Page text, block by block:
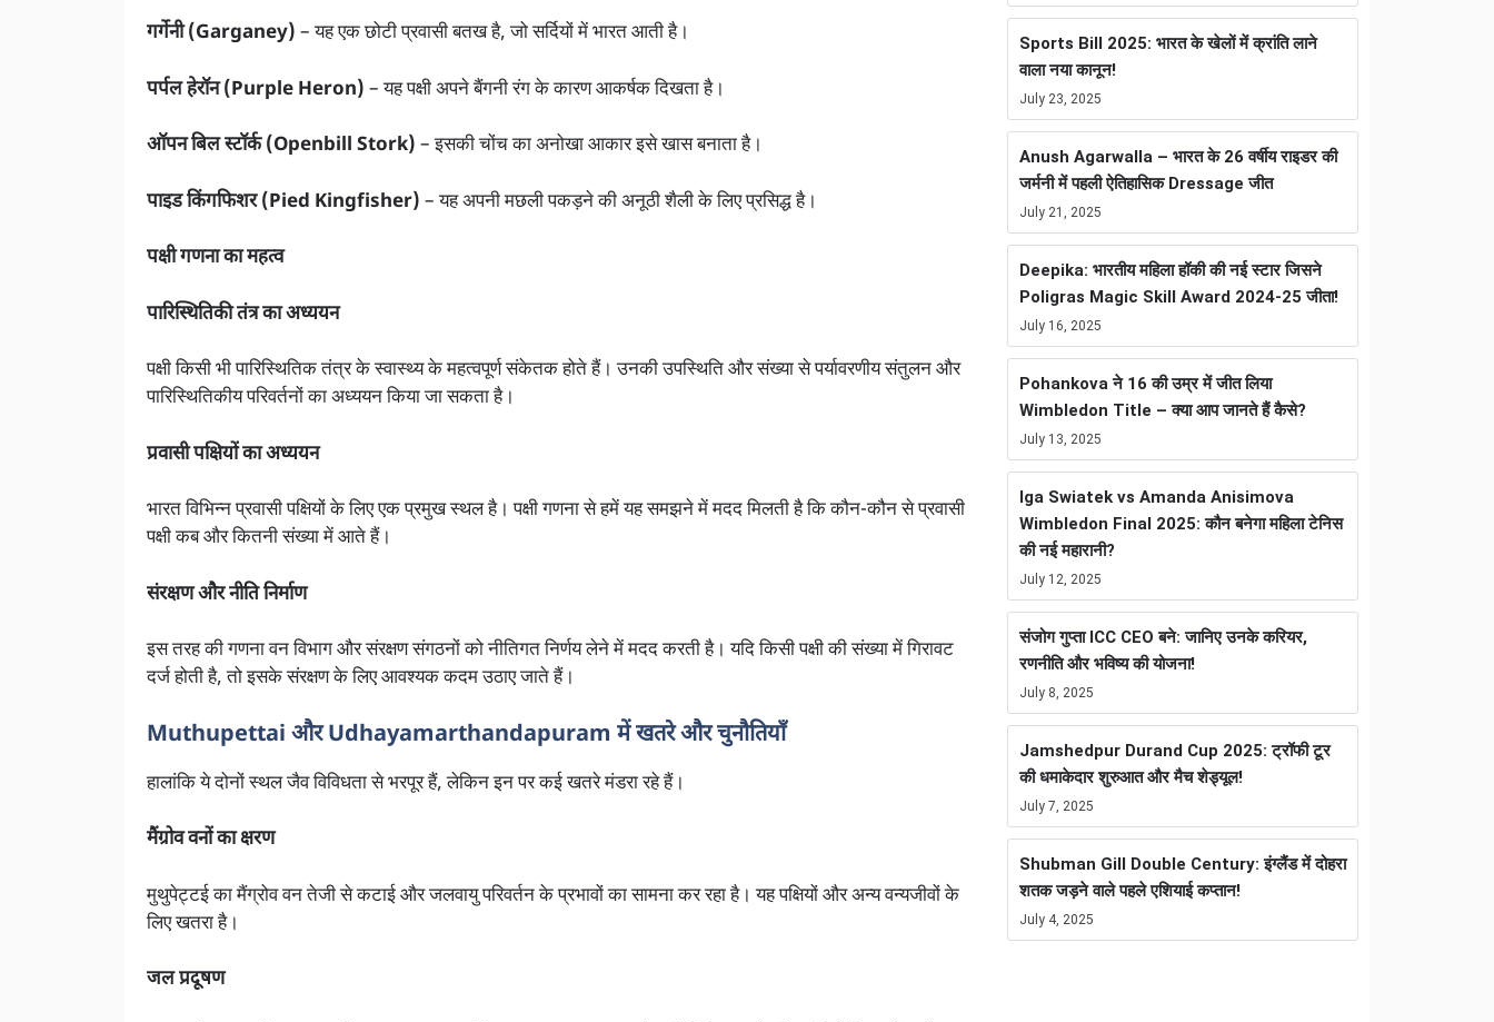
गर्गेनी (Garganey) – यह एक छोटी प्रवासी बतख है, जो सर्दियों में भारत आती है।
पर्पल हेरॉन (Purple Heron) – यह पक्षी अपने बैंगनी रंग के कारण आकर्षक दिखता है।
ऑपन बिल स्टॉर्क (Openbill Stork) – इसकी चोंच का अनोखा आकार इसे खास बनाता है।
पाइड किंगफिशर (Pied Kingfisher) – यह अपनी मछली पकड़ने की अनूठी शैली के लिए प्रसिद्ध है।
पक्षी गणना का महत्व
पारिस्थितिकी तंत्र का अध्ययन
पक्षी किसी भी पारिस्थितिक तंत्र के स्वास्थ्य के महत्वपूर्ण संकेतक होते हैं। उनकी उपस्थिति और संख्या से पर्यावरणीय संतुलन और
पारिस्थितिकीय परिवर्तनों का अध्ययन किया जा सकता है।
प्रवासी पक्षियों का अध्ययन
भारत विभिन्न प्रवासी पक्षियों के लिए एक प्रमुख स्थल है। पक्षी गणना से हमें यह समझने में मदद मिलती है कि कौन-कौन से प्रवासी
पक्षी कब और कितनी संख्या में आते हैं।
संरक्षण और नीति निर्माण
इस तरह की गणना वन विभाग और संरक्षण संगठनों को नीतिगत निर्णय लेने में मदद करती है। यदि किसी पक्षी की संख्या में गिरावट
दर्ज होती है, तो इसके संरक्षण के लिए आवश्यक कदम उठाए जाते हैं।
Muthupettai और Udhayamarthandapuram में खतरे और चुनौतियाँ
हालांकि ये दोनों स्थल जैव विविधता से भरपूर हैं, लेकिन इन पर कई खतरे मंडरा रहे हैं।
मैंग्रोव वनों का क्षरण
मुथुपेट्टई का मैंग्रोव वन तेजी से कटाई और जलवायु परिवर्तन के प्रभावों का सामना कर रहा है। यह पक्षियों और अन्य वन्यजीवों के
लिए खतरा है।
जल प्रदूषण
Sports Bill 2025: भारत के खेलों में क्रांति लाने
वाला नया कानून!
July 23, 2025
Anush Agarwalla – भारत के 26 वर्षीय राइडर की
जर्मनी में पहली ऐतिहासिक Dressage जीत
July 21, 2025
Deepika: भारतीय महिला हॉकी की नई स्टार जिसने
Poligras Magic Skill Award 2024-25 जीता!
July 16, 2025
Pohankova ने 16 की उम्र में जीत लिया
Wimbledon Title – क्या आप जानते हैं कैसे?
July 13, 2025
Iga Swiatek vs Amanda Anisimova
Wimbledon Final 2025: कौन बनेगा महिला टेनिस
की नई महारानी?
July 12, 2025
संजोग गुप्ता ICC CEO बने: जानिए उनके करियर,
रणनीति और भविष्य की योजना!
July 8, 2025
Jamshedpur Durand Cup 2025: ट्रॉफी टूर
की धमाकेदार शुरुआत और मैच शेड्यूल!
July 7, 2025
Shubman Gill Double Century: इंग्लैंड में दोहरा
शतक जड़ने वाले पहले एशियाई कप्तान!
July 4, 2025